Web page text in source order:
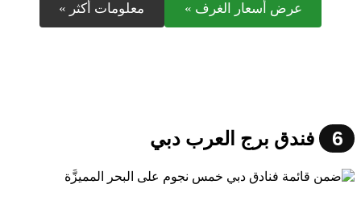
عرض أسعار الغرف » معلومات أكثر »
6 فندق برج العرب دبي